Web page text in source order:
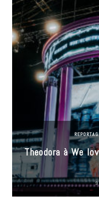
Theodora à We
9